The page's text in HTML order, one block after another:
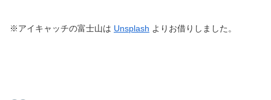
※アイキャッチの富士山は Unsplash よりお借りしました。